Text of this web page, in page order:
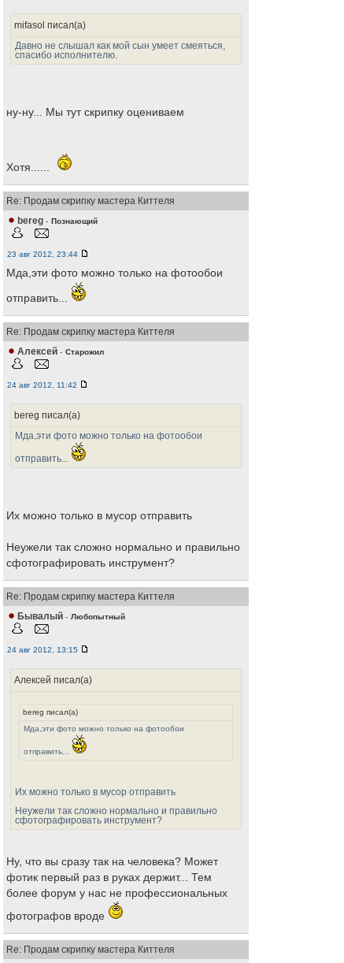
mifasol писал(а)
Давно не слышал как мой сын умеет смеяться,
спасибо исполнителю.
ну-ну... Мы тут скрипку оцениваем
Хотя......
Re: Продам скрипку мастера Киттеля
bereg - Познающий
23 авг 2012, 23:44
Мда,эти фото можно только на фотообои
отправить...
Re: Продам скрипку мастера Киттеля
Алексей - Старожил
24 авг 2012, 11:42
bereg писал(а)
Мда,эти фото можно только на фотообои
отправить...
Их можно только в мусор отправить
Неужели так сложно нормально и правильно
сфотографировать инструмент?
Re: Продам скрипку мастера Киттеля
Бывалый - Любопытный
24 авг 2012, 13:15
Алексей писал(а)
bereg писал(а)
Мда,эти фото можно только на фотообои
отправить...
Их можно только в мусор отправить
Неужели так сложно нормально и правильно
сфотографировать инструмент?
Ну, что вы сразу так на человека? Может
фотик первый раз в руках держит... Тем
более форум у нас не профессиональных
фотографов вроде
Re: Продам скрипку мастера Киттеля